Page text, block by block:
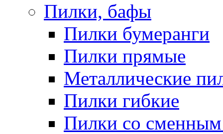
Пилки, бафы
Пилки бумеранги
Пилки прямые
Металлические
Пилки гибкие
Пилки со сменным